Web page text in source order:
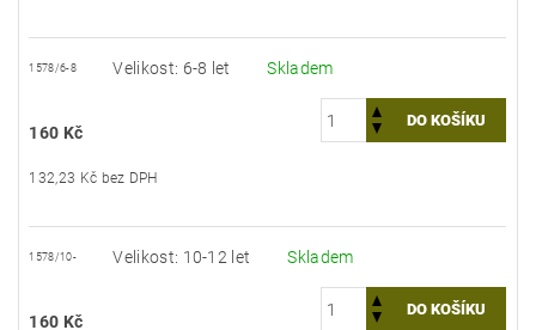
1578/6-8 Velikost: 6-8 let Skladem
160 Kč
132,23 Kč bez DPH
1578/10- Velikost: 10-12 let Skladem
160 Kč